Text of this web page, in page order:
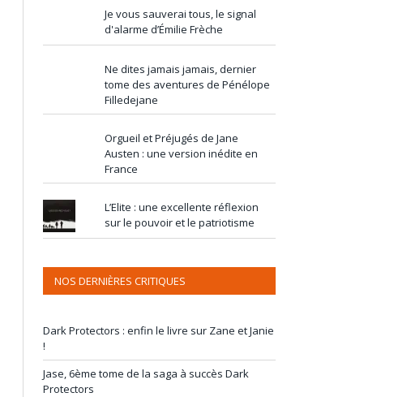
Je vous sauverai tous, le signal
d'alarme d’Émilie Frèche
Ne dites jamais jamais, dernier
tome des aventures de Pénélope
Filledejane
Orgueil et Préjugés de Jane
Austen : une version inédite en
France
L’Elite : une excellente réflexion
sur le pouvoir et le patriotisme
NOS DERNIÈRES CRITIQUES
Dark Protectors : enfin le livre sur Zane et Janie
!
Jase, 6ème tome de la saga à succès Dark
Protectors